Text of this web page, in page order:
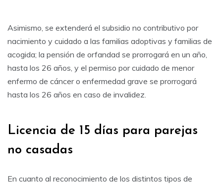
Asimismo, se extenderá el subsidio no contributivo por
nacimiento y cuidado a las familias adoptivas y familias de
acogida; la pensión de orfandad se prorrogará en un año,
hasta los 26 años, y el permiso por cuidado de menor
enfermo de cáncer o enfermedad grave se prorrogará
hasta los 26 años en caso de invalidez.
Licencia de 15 días para parejas
no casadas
En cuanto al reconocimiento de los distintos tipos de